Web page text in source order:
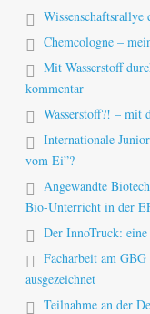
Chemcologne –
Mit Wasserstoff
kommentar
Wasserstoff?! – mit
Internationale
vom Ei”?
Angewandte
Bio-Unterricht in der
Der InnoTruck:
Facharbeit am
ausgezeichnet
Teilnahme an der